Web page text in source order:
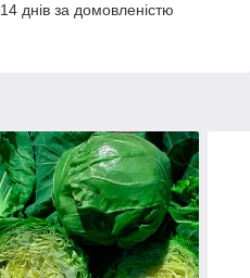
днів за домовленістю